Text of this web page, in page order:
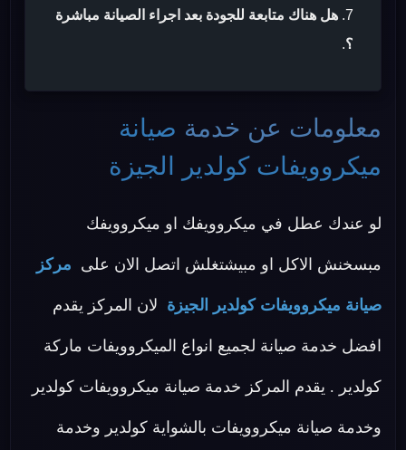
هل هناك متابعة للجودة بعد اجراء الصيانة مباشرة
؟.
معلومات عن خدمة صيانة
ميكروويفات كولدير الجيزة
لو عندك عطل في ميكروويفك او ميكروويفك
مبسخنش الاكل او مبيشتغلش اتصل الان على مركز
صيانة ميكروويفات كولدير الجيزة لان المركز يقدم
افضل خدمة صيانة لجميع انواع الميكروويفات ماركة
كولدير . يقدم المركز خدمة صيانة ميكروويفات كولدير
وخدمة صيانة ميكروويفات بالشواية كولدير وخدمة